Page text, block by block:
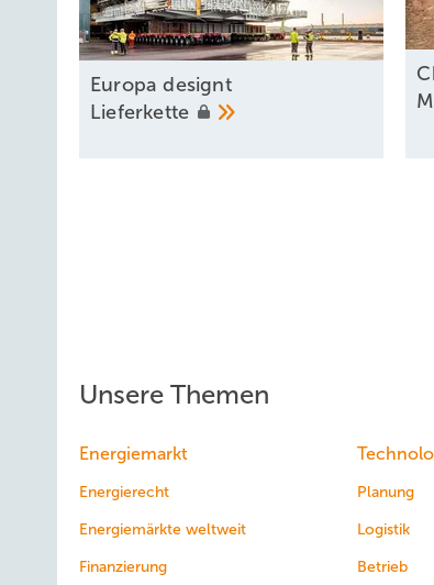
Europa designt
Lieferkette
Unsere Themen
Energiemarkt
Energierecht
Energiemärkte weltweit
Finanzierung
Planung
Logistik
Betrieb